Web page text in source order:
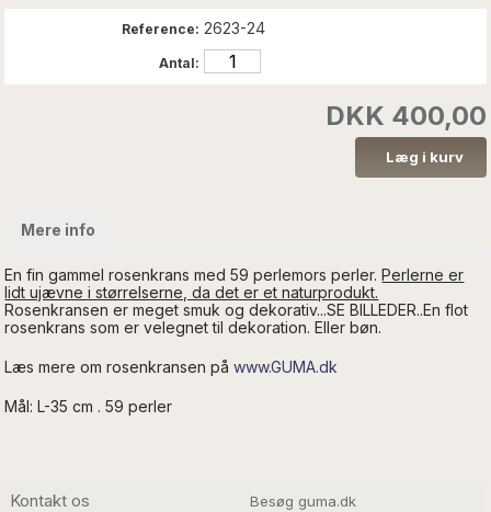
Reference: 2623-24
Antal:
DKK 400,00
Mere info
En fin gammel rosenkrans med 59 perlemors perler.Perlerne er
lidt ujævne i størrelserne, da det er et naturprodukt.
Rosenkransen er meget smuk og dekorativ...SE BILLEDER..En flot
rosenkrans som er velegnet til dekoration. Eller bøn.
Læs mere om rosenkransen påwww.GUMA.dk
Mål: L-35 cm . 59 perler
Kontakt os Besøg guma.dk